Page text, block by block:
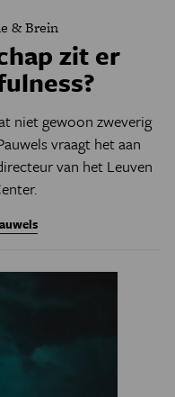
& Brein
zit er
niet gewoon zweverig
vraagt het aan
van het Leuven